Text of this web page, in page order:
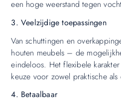
een hoge weerstand tegen
3. Veelzijdige toepassingen
Van schuttingen en
houten meubels – de
eindeloos. Het flexibele
keuze voor zowel praktische
4. Betaalbaar